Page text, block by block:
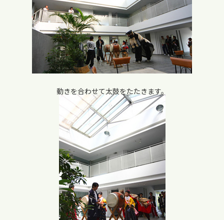
動きを合わせて太鼓をたたきます。